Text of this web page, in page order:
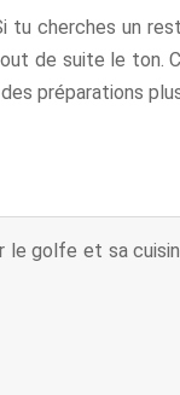
cherches un
de suite le ton.
préparations
le golfe et sa